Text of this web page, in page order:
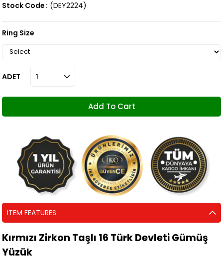
Stock Code (DEY2224)
Ring Size
ADET
ITEM FEATURES
Kırmızı Zirkon Taşlı 16 Türk Devleti Gümüş
Yüzük